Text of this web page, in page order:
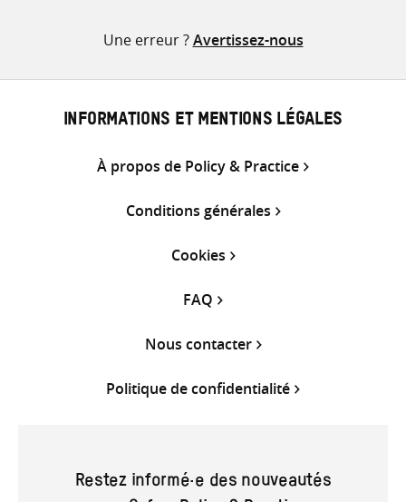
Une erreur ?Avertissez-nous
INFORMATIONS ET MENTIONS LÉGALES
À propos de Policy & Practice
Conditions générales
Cookies
FAQ
Nous contacter
Politique de confidentialité
Restez informé·e des nouveautés